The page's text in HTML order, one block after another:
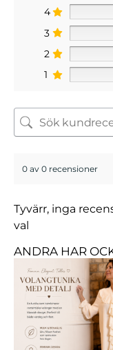
4
3
2
1
0 av 0 recensioner
Tyvärr, inga
val
ANDRA HAR